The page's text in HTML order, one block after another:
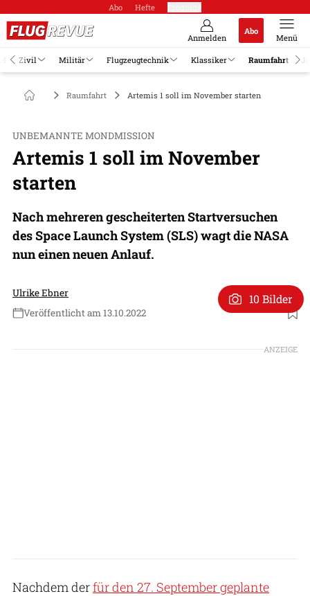
Abo Hefte
Anmelden
Abo
Menü
Zivil Militär Flugzeugtechnik Klassiker Raumfahrt
Raumfahrt Artemis 1 soll im November starten
UNBEMANNTE MONDMISSION
Artemis 1 soll im November
starten
Nach mehreren gescheiterten Startversuchen
des Space Launch System (SLS) wagt die NASA
nun einen neuen Anlauf.
Ulrike Ebner
Veröffentlicht am 13.10.2022
Foto: NASA/Joel Kowsky
10 Bilder
ANZEIGE
Nachdem derfür den 27. September geplante